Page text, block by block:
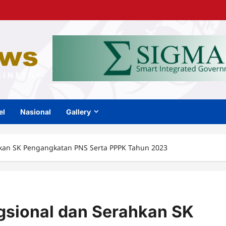
Nasional Gallery
SK Pengangkatan PNS Serta PPPK Tahun 2023
dan Serahkan SK